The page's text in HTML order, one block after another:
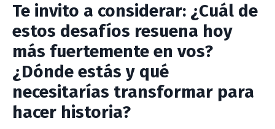
Te invito a considerar: ¿Cuál de
estos desafíos resuena hoy
más fuertemente en vos?
¿Dónde estás y qué
necesitarías transformar para
hacer historia?